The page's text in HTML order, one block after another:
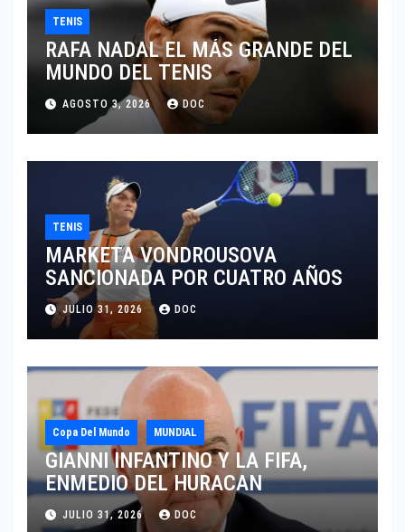
TENIS
RAFA NADAL EL MÁS GRANDE DEL
MUNDO DEL TENIS
AGOSTO 3, 2026 DOC
TENIS
MARKETA VONDROUSOVA
SANCIONADA POR CUATRO AÑOS
JULIO 31, 2026 DOC
Copa Del Mundo MUNDIAL
GIANNI INFANTINO Y LA FIFA,
ENMEDIO DEL HURACAN
JULIO 31, 2026 DOC